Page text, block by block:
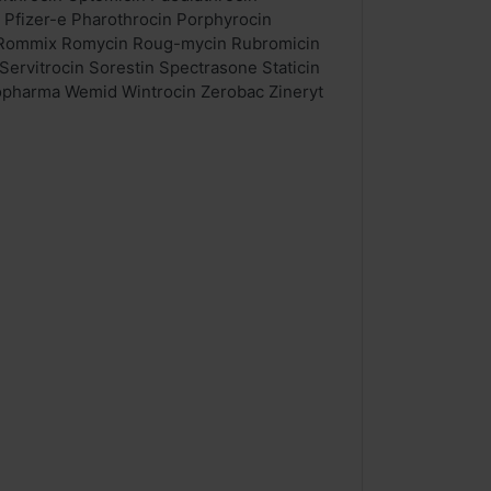
e Pharothrocin Porphyrocin
Romycin Roug-mycin Rubromicin
Sorestin Spectrasone Staticin
Wemid Wintrocin Zerobac Zineryt